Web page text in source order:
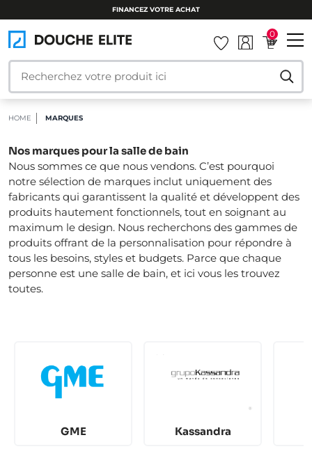
0
HOME MARQUES
Nos marques pour la salle de bain
Nous sommes ce que nous vendons. C’est pourquoi
notre sélection de marques inclut uniquement des
fabricants qui garantissent la qualité et développent des
produits hautement fonctionnels, tout en soignant au
maximum le design. Nous recherchons des gammes de
produits offrant de la personnalisation pour répondre à
tous les besoins, styles et budgets. Parce que chaque
personne est une salle de bain, et ici vous les trouvez
toutes.
GME Kassandra